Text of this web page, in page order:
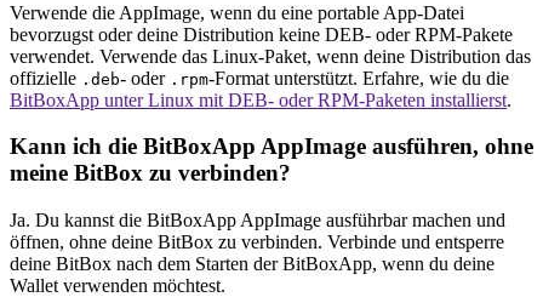
Verwende die AppImage, wenn du eine portable App-Datei
bevorzugst oder deine Distribution keine DEB- oder RPM-Pakete
verwendet. Verwende das Linux-Paket, wenn deine Distribution das
offizielle .deb- oder .rpm-Format unterstützt. Erfahre, wie du die
BitBoxApp unter Linux mit DEB- oder RPM-Paketen installierst.
Kann ich die BitBoxApp AppImage ausführen, ohne
meine BitBox zu verbinden?
Ja. Du kannst die BitBoxApp AppImage ausführbar machen und
öffnen, ohne deine BitBox zu verbinden. Verbinde und entsperre
deine BitBox nach dem Starten der BitBoxApp, wenn du deine
Wallet verwenden möchtest.